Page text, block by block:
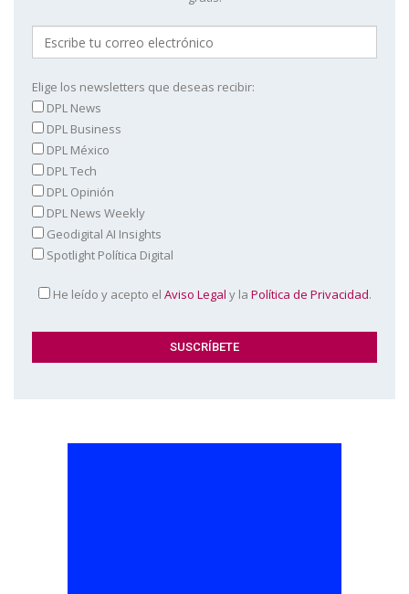
Elige los newsletters que deseas recibir:
DPL News
DPL Business
DPL México
DPL Tech
DPL Opinión
DPL News Weekly
Geodigital AI Insights
Spotlight Política Digital
He leído y acepto el Aviso Legal y la Política de Privacidad.